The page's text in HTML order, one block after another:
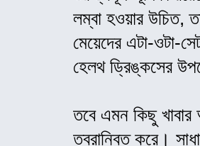
লম্বা হওয়ার উচিত,
মেয়েদের এটা-ওটা-
হেলথ ড্রিঙ্কসের
তবে এমন কিছু খাবার
ত্বরান্বিত করে।